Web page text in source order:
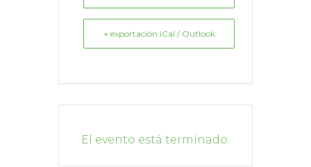
+ exportación iCal / Outlook
El evento está terminado.